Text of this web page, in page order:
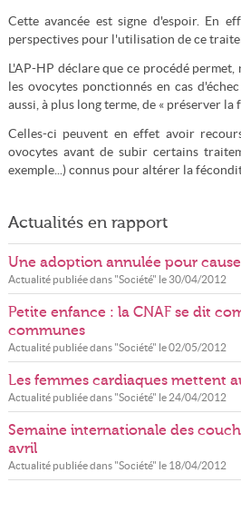
Cette avancée est signe d'espoir. En
perspectives pour l'utilisation de ce
L'AP-HP déclare que ce procédé
les ovocytes ponctionnés en cas
aussi, à plus long terme, de « préserver la
Celles-ci peuvent en effet avoir
ovocytes avant de subir certains
exemple...) connus pour altérer la
Actualités en rapport
Une adoption annulée pour cause
Actualité publiée dans "Société" le 30/04/2012
Petite enfance : la CNAF se dit
communes
Actualité publiée dans "Société" le02/05/2012
Les femmes cardiaques mettent
Actualité publiée dans "Société" le 24/04/2012
Semaine internationale des
avril
Actualité publiée dans "Société" le 18/04/2012